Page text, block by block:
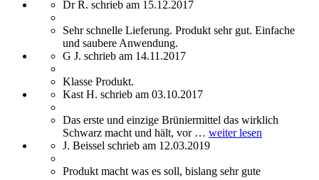
Dr R. schrieb am 15.12.2017
Sehr schnelle Lieferung. Produkt sehr gut. Einfache
und saubere Anwendung.
G J. schrieb am 14.11.2017
Klasse Produkt.
Kast H. schrieb am 03.10.2017
Das erste und einzige Brüniermittel das wirklich
Schwarz macht und hält, vor … weiter lesen
J. Beissel schrieb am 12.03.2019
Produkt macht was es soll, bislang sehr gute